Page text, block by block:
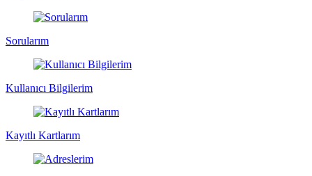
Sorularım
Kullanıcı Bilgilerim
Kayıtlı Kartlarım